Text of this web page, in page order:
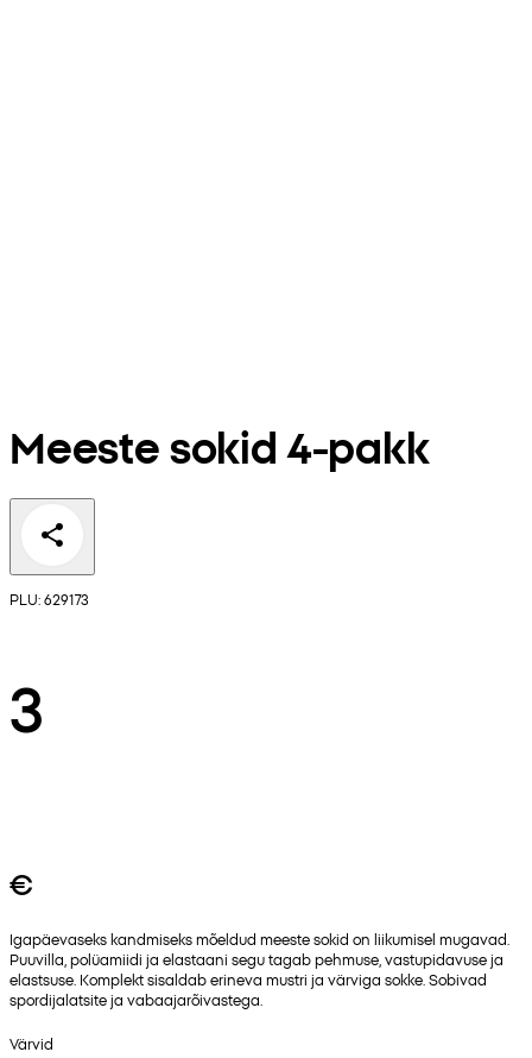
Meeste sokid 4-pakk
PLU: 629173
3
€
Igapäevaseks kandmiseks mõeldud meeste sokid on liikumisel mugavad.
Puuvilla, polüamiidi ja elastaani segu tagab pehmuse, vastupidavuse ja
elastsuse. Komplekt sisaldab erineva mustri ja värviga sokke. Sobivad
spordijalatsite ja vabaajarõivastega.
Värvid